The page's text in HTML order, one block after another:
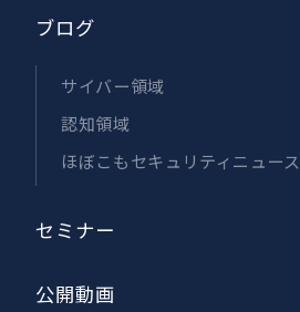
ブログ
サイバー領域
認知領域
ほぼこもセキュリティニュース
セミナー
公開動画